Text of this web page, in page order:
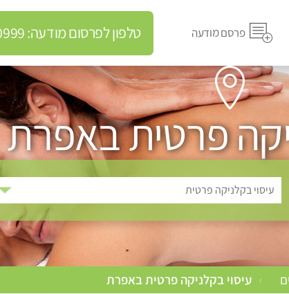
פרסם מודעה טלפון לפרסום מודעה: 054-3220999
פרטית באפרת
עיסוי בקלניקה פרטית
› עיסוי בקלניקה פרטית באפרת